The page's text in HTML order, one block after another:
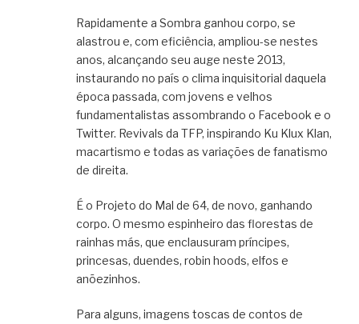
Rapidamente a Sombra ganhou corpo, se
alastrou e, com eficiência, ampliou-se nestes
anos, alcançando seu auge neste 2013,
instaurando no país o clima inquisitorial daquela
época passada, com jovens e velhos
fundamentalistas assombrando o Facebook e o
Twitter. Revivals da TFP, inspirando Ku Klux Klan,
macartismo e todas as variações de fanatismo
de direita.
É o Projeto do Mal de 64, de novo, ganhando
corpo. O mesmo espinheiro das florestas de
rainhas más, que enclausuram príncipes,
princesas, duendes, robin hoods, elfos e
anõezinhos.
Para alguns, imagens toscas de contos de